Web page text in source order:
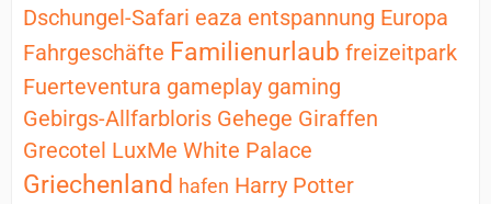
Dschungel-Safari eaza entspannung Europa
Fahrgeschäfte Familienurlaub freizeitpark
Fuerteventura gameplay gaming
Gebirgs-Allfarbloris Gehege Giraffen
Grecotel LuxMe White Palace
Griechenland hafen Harry Potter